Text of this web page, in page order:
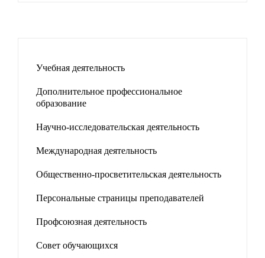
Учебная деятельность
Дополнительное профессиональное
образование
Научно-исследовательская деятельность
Международная деятельность
Общественно-просветительская деятельность
Персональные страницы преподавателей
Профсоюзная деятельность
Совет обучающихся